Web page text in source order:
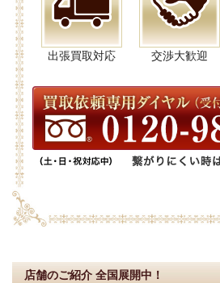
出張買取対応 交渉大歓迎
店舗のご紹介 全国展開中！